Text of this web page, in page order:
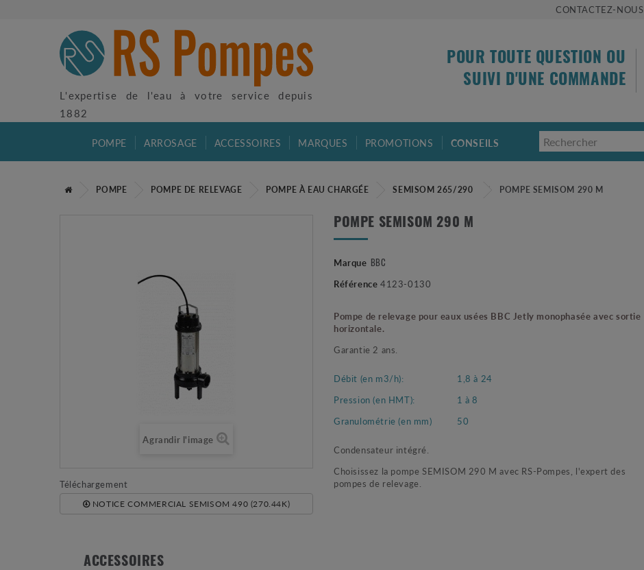
CONTACTEZ-NOUS
L'expertise de l'eau à votre service depuis
1882
POUR TOUTE QUESTION OU
SUIVI D'UNE COMMANDE
POMPE ARROSAGE ACCESSOIRES MARQUES PROMOTIONS CONSEILS
POMPE POMPE DE RELEVAGE POMPE À EAU CHARGÉE SEMISOM 265/290 POMPE SEMISOM 290 M
Agrandir l'image
Téléchargement
NOTICE COMMERCIAL SEMISOM 490 (270.44K)
POMPE SEMISOM 290 M
Marque BBC
Référence 4123-0130
Pompe de relevage pour eaux usées BBC Jetly monophasée avec sortie
horizontale.
Garantie 2 ans.
Débit (en m3/h):
1,8 à 24
Pression (en HMT):
1 à 8
Granulométrie (en mm)
50
Condensateur intégré.
Choisissez la pompe SEMISOM 290 M avec RS-Pompes, l'expert des
pompes de relevage.
ACCESSOIRES